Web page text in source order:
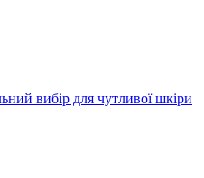
вибір для чутливої шкіри